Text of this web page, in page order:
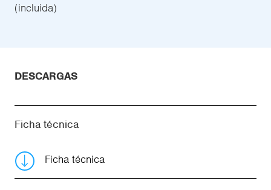
(incluida)
DESCARGAS
Ficha técnica
Ficha técnica